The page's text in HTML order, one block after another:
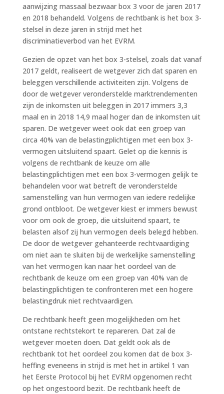
aanwijzing massaal bezwaar box 3 voor de jaren 2017
en 2018 behandeld. Volgens de rechtbank is het box 3-
stelsel in deze jaren in strijd met het
discriminatieverbod van het EVRM.
Gezien de opzet van het box 3-stelsel, zoals dat vanaf
2017 geldt, realiseert de wetgever zich dat sparen en
beleggen verschillende activiteiten zijn. Volgens de
door de wetgever veronderstelde marktrendementen
zijn de inkomsten uit beleggen in 2017 immers 3,3
maal en in 2018 14,9 maal hoger dan de inkomsten uit
sparen. De wetgever weet ook dat een groep van
circa 40% van de belastingplichtigen met een box 3-
vermogen uitsluitend spaart. Gelet op die kennis is
volgens de rechtbank de keuze om alle
belastingplichtigen met een box 3-vermogen gelijk te
behandelen voor wat betreft de veronderstelde
samenstelling van hun vermogen van iedere redelijke
grond ontbloot. De wetgever kiest er immers bewust
voor om ook de groep, die uitsluitend spaart, te
belasten alsof zij hun vermogen deels belegd hebben.
De door de wetgever gehanteerde rechtvaardiging
om niet aan te sluiten bij de werkelijke samenstelling
van het vermogen kan naar het oordeel van de
rechtbank de keuze om een groep van 40% van de
belastingplichtigen te confronteren met een hogere
belastingdruk niet rechtvaardigen.
De rechtbank heeft geen mogelijkheden om het
ontstane rechtstekort te repareren. Dat zal de
wetgever moeten doen. Dat geldt ook als de
rechtbank tot het oordeel zou komen dat de box 3-
heffing eveneens in strijd is met het in artikel 1 van
het Eerste Protocol bij het EVRM opgenomen recht
op het ongestoord bezit. De rechtbank heeft de